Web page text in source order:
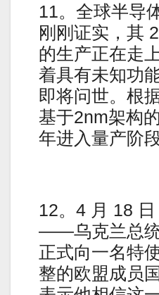
11。全球半导
刚刚证实，其
的生产正在走
着具有未知功
即将问世。根
基于2nm架构
年进入量产阶段
12。4 月 18 日
——乌克兰总
正式向一名特
整的欧盟成员